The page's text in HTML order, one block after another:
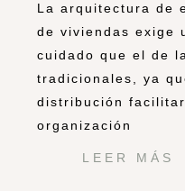
La arquitectura de
de viviendas exige
cuidado que el de
tradicionales, ya
distribución
organización
LEER MÁS